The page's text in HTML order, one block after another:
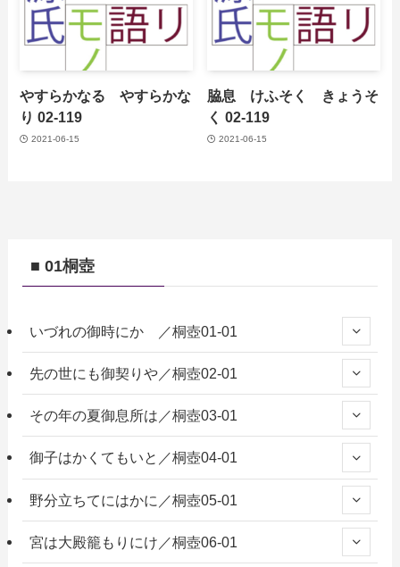
やすらかなる やすらかな
り 02-119
2021-06-15
脇息 けふそく きょうそ
く 02-119
2021-06-15
■ 01桐壺
いづれの御時にか ／桐壺01-01
先の世にも御契りや／桐壺02-01
その年の夏御息所は／桐壺03-01
御子はかくてもいと／桐壺04-01
野分立ちてにはかに／桐壺05-01
宮は大殿籠もりにけ／桐壺06-01